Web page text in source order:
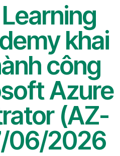
khai
công
Azure
(AZ-
06/2026